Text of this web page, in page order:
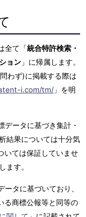
全て「統合特許検索・
ョン 」に帰属します。
わず)に掲載する際は
i.com/tm/ 」を明
ータに基づき集計・
結果については十分気
いては保証していませ
ます。
タに基づいており、
る商標公報等と同等の